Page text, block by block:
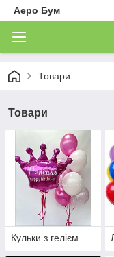
Аеро Бум
Товари
Товари
Кульки з гелієм